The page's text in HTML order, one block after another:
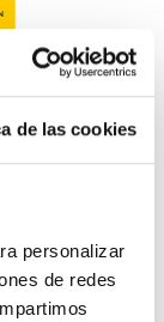
de las cookies
personalizar
de redes